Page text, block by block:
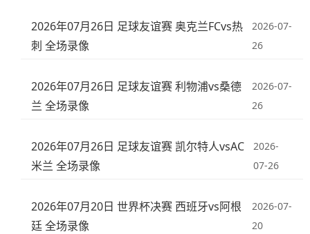
2026年07月26日 足球友谊赛 奥克兰FCvs热
刺 全场录像
2026-07-
26
2026年07月26日 足球友谊赛 利物浦vs桑德
兰 全场录像
2026-07-
26
2026年07月26日 足球友谊赛 凯尔特人vsAC
米兰 全场录像
2026-
07-26
2026年07月20日 世界杯决赛 西班牙vs阿根
廷 全场录像
2026-07-
20